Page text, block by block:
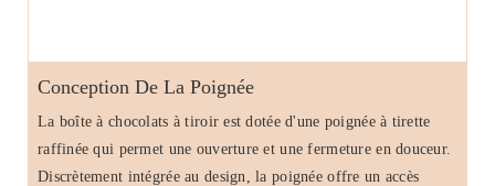
Conception De La Poignée
La boîte à chocolats à tiroir est dotée d'une poignée à tirette
raffinée qui permet une ouverture et une fermeture en douceur.
Discrètement intégrée au design, la poignée offre un accès